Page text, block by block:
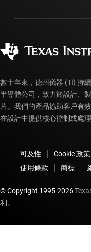
製造
myTI 帳戶常見問題解
訂購 FAQ
數十年來，德州儀器 (TI) 持
半導體公司，致力於設計、
片。我們的產品協助客戶有
在設計中提供核心控制或處理
可及性 Cookie 政策
使用條款
商標
© Copyright 1995-2026
利。